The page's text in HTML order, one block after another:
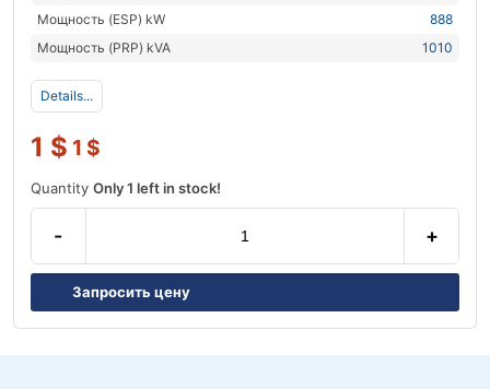
Мощность (ESP) kW
888
Мощность (PRP) kVA
1010
Details...
1 $ 1 $
Quantity Only 1 left in stock!
- +
Запросить цену